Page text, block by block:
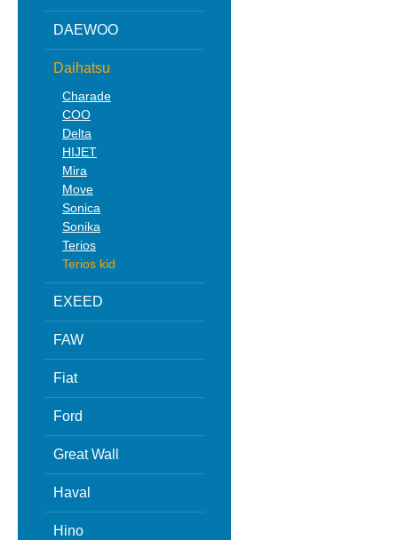
DAEWOO
Daihatsu
Charade
COO
Delta
HIJET
Mira
Move
Sonica
Sonika
Terios
Terios kid
EXEED
FAW
Fiat
Ford
Great Wall
Haval
Hino